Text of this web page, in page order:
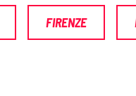
FIRENZE